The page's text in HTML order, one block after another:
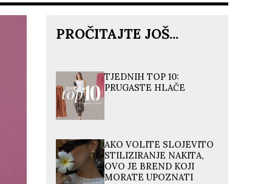
PROČITAJTE JOŠ...
TJEDNIH TOP 10:
PRUGASTE HLAČE
AKO VOLITE SLOJEVITO
STILIZIRANJE NAKITA,
OVO JE BREND KOJI
MORATE UPOZNATI